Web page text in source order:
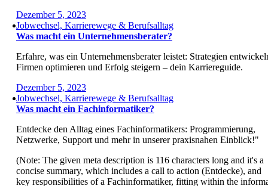
Dezember 5, 2023
Jobwechsel, Karrierewege & Berufsalltag
Was macht ein Unternehmensberater?
Erfahre, was ein Unternehmensberater leistet: Strategien
Firmen optimieren und Erfolg steigern – dein Karriereguide.
Dezember 5, 2023
Jobwechsel, Karrierewege & Berufsalltag
Was macht ein Fachinformatiker?
Entdecke den Alltag eines Fachinformatikers: Programmierung,
Netzwerke, Support und mehr in unserer praxisnahen Einblick!"
(Note: The given meta description is 116 characters long and it's a
concise summary, which includes a call to action (Entdecke), and
key responsibilities of a Fachinformatiker, fitting within the